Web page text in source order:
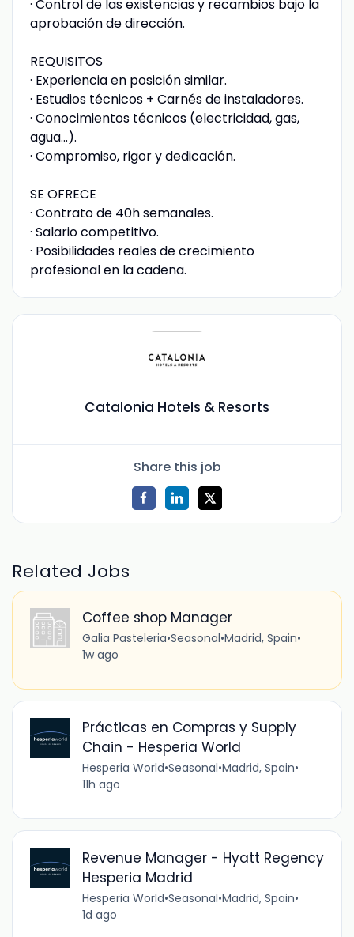
· Control de las existencias y recambios bajo la
aprobación de dirección.
REQUISITOS
· Experiencia en posición similar.
· Estudios técnicos + Carnés de instaladores.
· Conocimientos técnicos (electricidad, gas,
agua...).
· Compromiso, rigor y dedicación.
SE OFRECE
· Contrato de 40h semanales.
· Salario competitivo.
· Posibilidades reales de crecimiento
profesional en la cadena.
Catalonia Hotels & Resorts
Share this job
Related Jobs
Coffee shop Manager
Galia Pasteleria•Seasonal•Madrid, Spain•
1w ago
Prácticas en Compras y Supply
Chain - Hesperia World
Hesperia World•Seasonal•Madrid, Spain•
11h ago
Revenue Manager - Hyatt Regency
Hesperia Madrid
Hesperia World•Seasonal•Madrid, Spain•
1d ago